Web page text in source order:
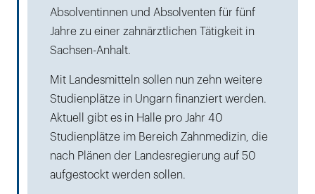
Absolventinnen und Absolventen für fünf
Jahre zu einer zahnärztlichen Tätigkeit in
Sachsen-Anhalt.
Mit Landesmitteln sollen nun zehn weitere
Studienplätze in Ungarn finanziert werden.
Aktuell gibt es in Halle pro Jahr 40
Studienplätze im Bereich Zahnmedizin, die
nach Plänen der Landesregierung auf 50
aufgestockt werden sollen.